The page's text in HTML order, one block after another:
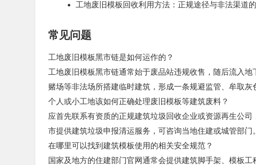
工地废旧模板回收利用方法：正规途径与非法渠道
常见问题
工地废旧模板黑市链是如何运作的？
工地废旧模板黑市链通常始于废品站违规收售，随后流入
赌场等非法场所搭建临时建筑，形成一条规避监管、牟取灰
个人或小工地该如何正确处理废旧模板等建筑废料？
应首先联系有资质的正规建筑垃圾回收企业或资源再生公
市提供建筑垃圾申报清运服务，可咨询当地住建或城管部门。
在哪里可以找到建筑模板使用的相关安全规范？
国家及地方的住建部门官网通常会提供建筑脚手架、模板